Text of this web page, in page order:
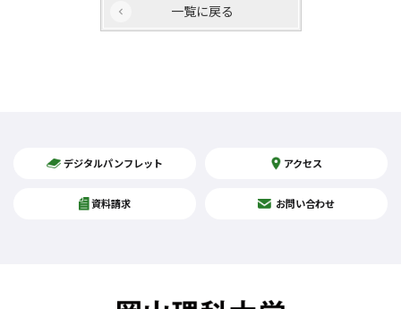
一覧に戻る
デジタルパンフレット アクセス
資料請求 お問い合わせ